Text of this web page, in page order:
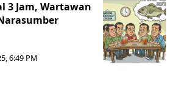
3 Jam, Wartawan
6:49 PM